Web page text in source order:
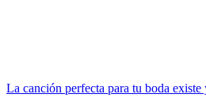
La canción perfecta para tu boda existe